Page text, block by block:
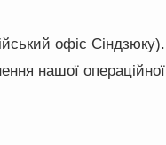
офіс Сіндзюку).
нашої операційної